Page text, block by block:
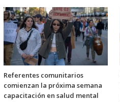
Referentes comunitarios
comienzan la próxima semana
capacitación en salud mental